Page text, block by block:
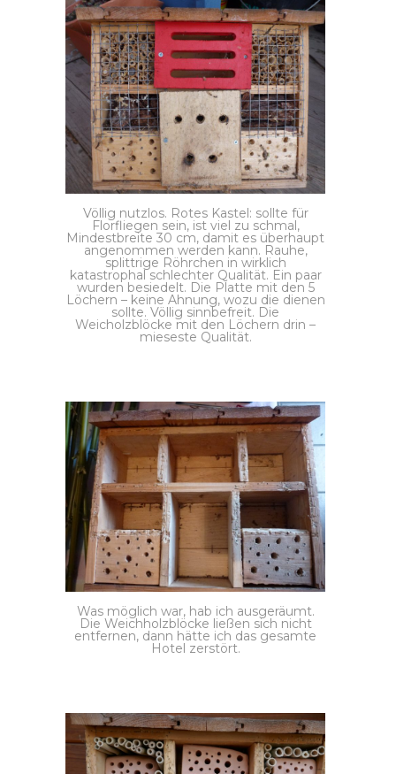
Völlig nutzlos. Rotes Kastel: sollte für
Florfliegen sein, ist viel zu schmal,
Mindestbreite 30 cm, damit es überhaupt
angenommen werden kann. Rauhe,
splittrige Röhrchen in wirklich
katastrophal schlechter Qualität. Ein paar
wurden besiedelt. Die Platte mit den 5
Löchern – keine Ahnung, wozu die dienen
sollte. Völlig sinnbefreit. Die
Weicholzblöcke mit den Löchern drin –
mieseste Qualität.
Was möglich war, hab ich ausgeräumt.
Die Weichholzblöcke ließen sich nicht
entfernen, dann hätte ich das gesamte
Hotel zerstört.